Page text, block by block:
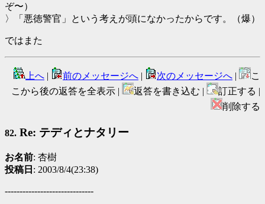
ぞ〜）
〉「悪徳警官」という考えが頭になかったからです。（爆）
ではまた
上へ | 前のメッセージへ | 次のメッセージへ |
こ
こから後の返答を全表示 |
返答を書き込む |
訂正する |
削除する
82. Re: テディとナタリー
お名前: 杏樹
投稿日 : 2003/8/4(23:38)
------------------------------